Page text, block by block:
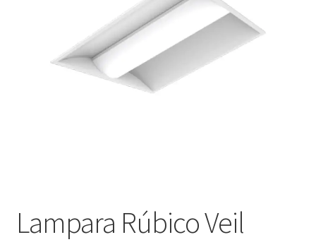
Política de devoluciones y reembolsos
Términos y condiciones
Lampara Rúbico Veil